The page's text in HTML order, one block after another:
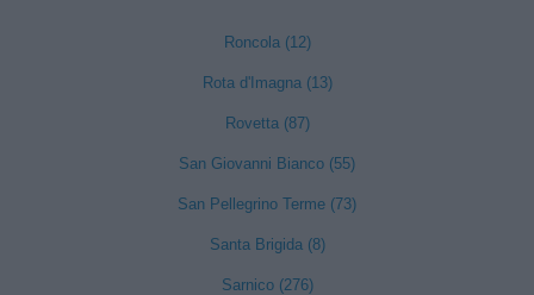
Roncola (12)
Rota d'Imagna (13)
Rovetta (87)
San Giovanni Bianco (55)
San Pellegrino Terme (73)
Santa Brigida (8)
Sarnico (276)